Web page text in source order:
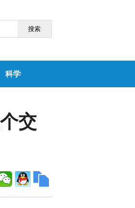
搜索
科学
交